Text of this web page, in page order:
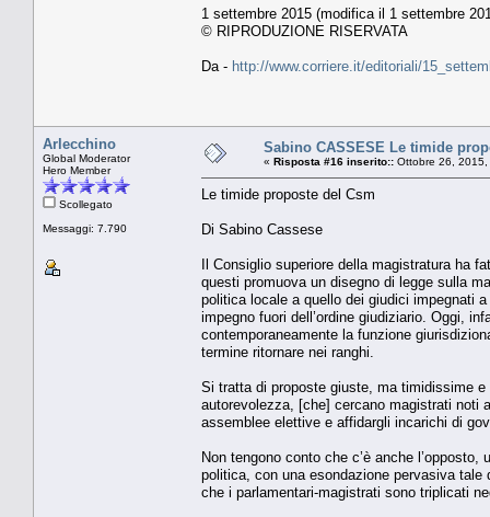
1 settembre 2015 (modifica il 1 settembre
© RIPRODUZIONE RISERVATA
Da - http://www.corriere.it/editoriali/
Arlecchino
Global Moderator
Hero Member
Scollegato
Messaggi: 7.790
Sabino CASSESE Le timide
« Risposta #16 inserito:: Ottobre 26,
Le timide proposte del Csm
Di Sabino Cassese
Il Consiglio superiore della magistratura ha
questi promuova un disegno di legge sulla
politica locale a quello dei giudici impegnati
impegno fuori dell’ordine giudiziario. Oggi,
contemporaneamente la funzione
termine ritornare nei ranghi.
Si tratta di proposte giuste, ma timidissime
autorevolezza, [che] cercano magistrati noti
assemblee elettive e affidargli incarichi di
Non tengono conto che c’è anche
politica, con una esondazione pervasiva
che i parlamentari-magistrati sono triplicati